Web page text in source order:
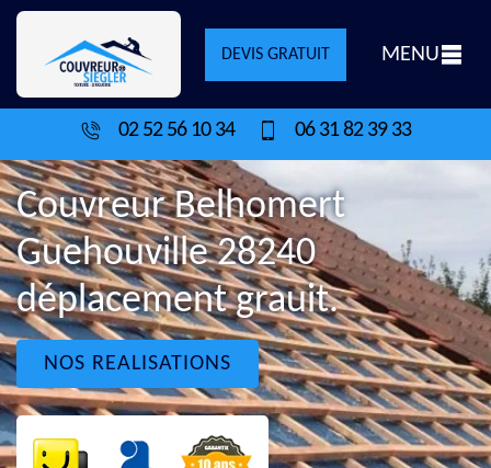
DEVIS GRATUIT MENU
02 52 56 10 34 06 31 82 39 33
Couvreur Belhomert
Guehouville 28240
déplacement grauit.
NOS REALISATIONS